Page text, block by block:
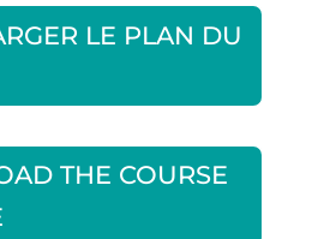
LE PLAN DU
THE COURSE